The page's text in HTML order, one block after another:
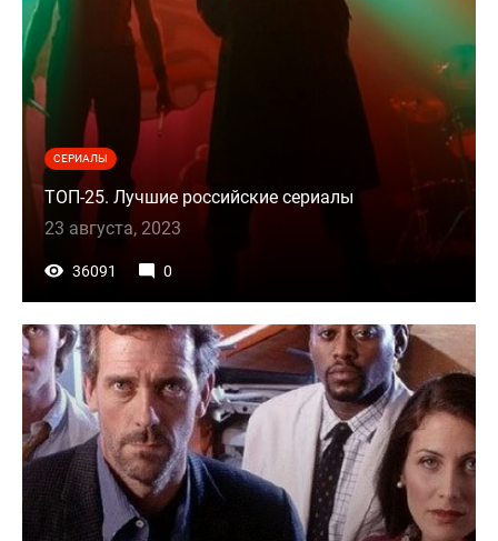
СЕРИАЛЫ
ТОП-25. Лучшие российские сериалы
23 августа, 2023
36091 0